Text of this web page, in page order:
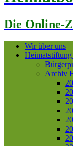
Die Online-
Wir über uns
Archiv